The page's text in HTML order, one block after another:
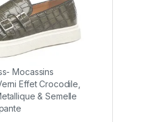
Mocassins
Effet Crocodile,
& Semelle